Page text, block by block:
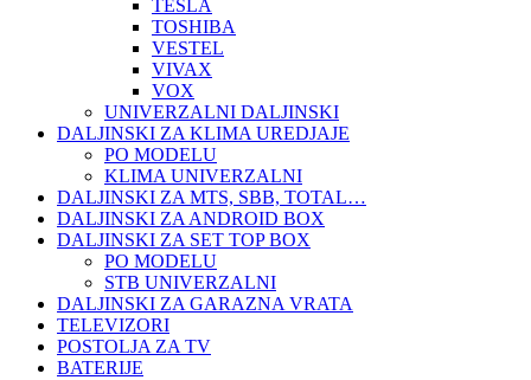
TESLA
TOSHIBA
VESTEL
VIVAX
VOX
UNIVERZALNI DALJINSKI
DALJINSKI ZA KLIMA UREDJAJE
PO MODELU
KLIMA UNIVERZALNI
DALJINSKI ZA MTS, SBB, TOTAL…
DALJINSKI ZA ANDROID BOX
DALJINSKI ZA SET TOP BOX
PO MODELU
STB UNIVERZALNI
DALJINSKI ZA GARAZNA VRATA
TELEVIZORI
POSTOLJA ZA TV
BATERIJE